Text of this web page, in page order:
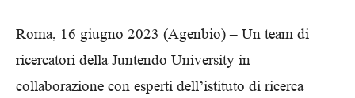
Roma, 16 giugno 2023 (Agenbio) – Un team di
ricercatori della Juntendo University in
collaborazione con esperti dell’istituto di ricerca